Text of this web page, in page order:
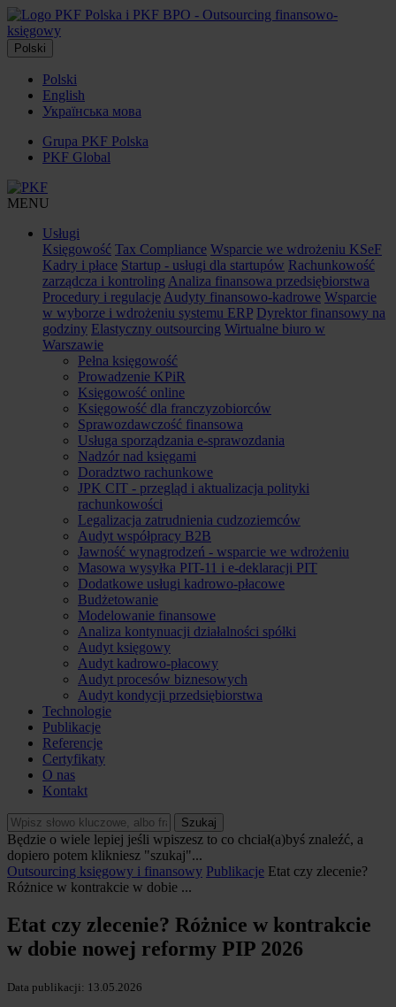
Polski
Polski
English
Українська мова
Grupa PKF Polska
PKF Global
MENU
Usługi
Księgowość Tax Compliance Wsparcie we wdrożeniu KSeF
Kadry i płace Startup - usługi dla startupów Rachunkowość
zarządcza i kontroling Analiza finansowa przedsiębiorstwa
Procedury i regulacje Audyty finansowo-kadrowe Wsparcie
w wyborze i wdrożeniu systemu ERP Dyrektor finansowy na
godziny Elastyczny outsourcing Wirtualne biuro w
Warszawie
Pełna księgowość
Prowadzenie KPiR
Księgowość online
Księgowość dla franczyzobiorców
Sprawozdawczość finansowa
Usługa sporządzania e-sprawozdania
Nadzór nad księgami
Doradztwo rachunkowe
JPK CIT - przegląd i aktualizacja polityki
rachunkowości
Legalizacja zatrudnienia cudzoziemców
Audyt współpracy B2B
Jawność wynagrodzeń - wsparcie we wdrożeniu
Masowa wysyłka PIT-11 i e-deklaracji PIT
Dodatkowe usługi kadrowo-płacowe
Budżetowanie
Modelowanie finansowe
Analiza kontynuacji działalności spółki
Audyt księgowy
Audyt kadrowo-płacowy
Audyt procesów biznesowych
Audyt kondycji przedsiębiorstwa
Technologie
Publikacje
Referencje
Certyfikaty
O nas
Kontakt
Szukaj
Będzie o wiele lepiej jeśli wpiszesz to co chciał(a)byś znaleźć, a
dopiero potem klikniesz "szukaj"...
Outsourcing księgowy i finansowy Publikacje Etat czy zlecenie?
Różnice w kontrakcie w dobie ...
Etat czy zlecenie? Różnice w kontrakcie
w dobie nowej reformy PIP 2026
Data publikacji: 13.05.2026